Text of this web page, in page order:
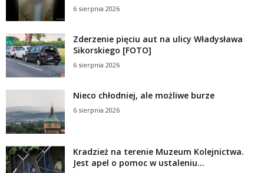
6 sierpnia 2026
Zderzenie pięciu aut na ulicy Władysława
Sikorskiego [FOTO]
6 sierpnia 2026
Nieco chłodniej, ale możliwe burze
6 sierpnia 2026
Kradzież na terenie Muzeum Kolejnictwa.
Jest apel o pomoc w ustaleniu...